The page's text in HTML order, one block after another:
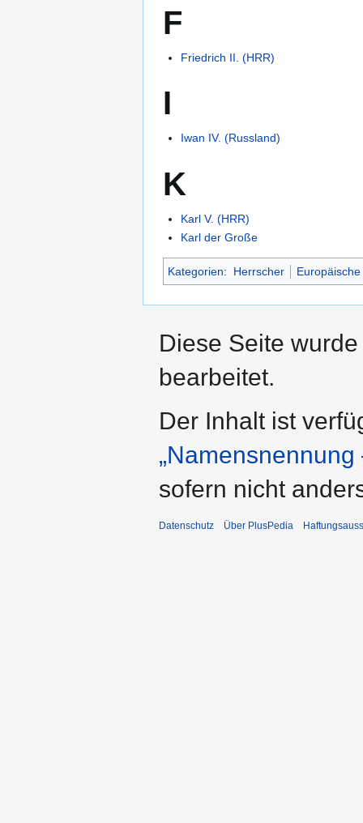
F
Friedrich II. (HRR)
I
Iwan IV. (Russland)
K
Karl V. (HRR)
Karl der Große
Kategorien: Herrscher
Diese Seite
bearbeitet.
Der Inhalt ist
sofern nicht
Datenschutz Über PlusPedia